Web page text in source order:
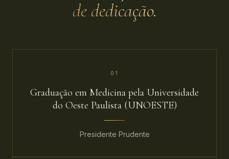
de dedicação.
0 1
Graduação em Medicina pela Universidade
do Oeste Paulista (UNOESTE)
Presidente Prudente